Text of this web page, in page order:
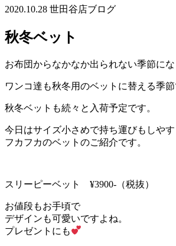
2020.10.28 世田谷店ブログ
秋冬ベット
お布団からなかなか出られない季節にな
ワンコ達も秋冬用のベットに替える季節
秋冬ベットも続々と入荷予定です。
今日はサイズ小さめで持ち運びもしやす
フカフカのベットのご紹介です。
スリーピーベット ¥3900-（税抜）
お値段もお手頃で
デザインも可愛いですよね。
プレゼントにも